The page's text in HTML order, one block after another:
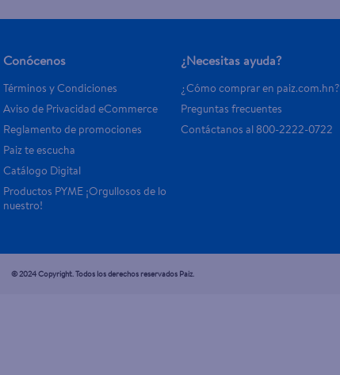
Conócenos
Términos y Condiciones
Aviso de Privacidad eCommerce
Reglamento de promociones
Paiz te escucha
Catálogo Digital
Productos PYME ¡Orgullosos de lo
nuestro!
¿Necesitas ayuda?
¿Cómo comprar en paiz.com.hn?
Preguntas frecuentes
Contáctanos al 800-2222-0722
© 2024 Copyright. Todos los derechos reservados Paiz.